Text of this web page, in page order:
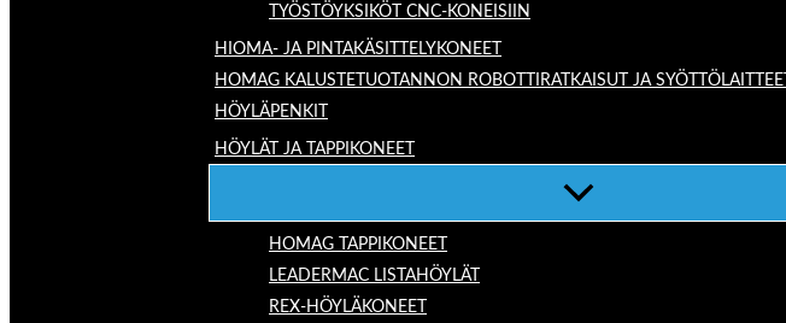
TYÖSTÖYKSIKÖT CNC-KONEISIIN
HIOMA- JA PINTAKÄSITTELYKONEET
HOMAG KALUSTETUOTANNON ROBOTTIRATKAISUT JA SYÖTTÖLAITTEET
HÖYLÄPENKIT
HÖYLÄT JA TAPPIKONEET
HOMAG TAPPIKONEET
LEADERMAC LISTAHÖYLÄT
REX-HÖYLÄKONEET